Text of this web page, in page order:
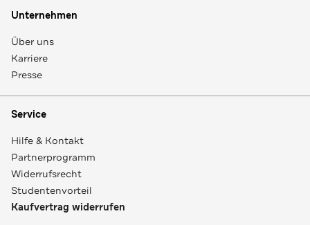
Unternehmen
Über uns
Karriere
Presse
Service
Hilfe & Kontakt
Partnerprogramm
Widerrufsrecht
Studentenvorteil
Kaufvertrag widerrufen